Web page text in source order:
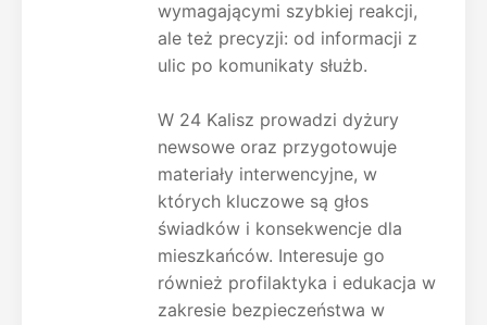
wymagającymi szybkiej reakcji,
ale też precyzji: od informacji z
ulic po komunikaty służb.
W 24 Kalisz prowadzi dyżury
newsowe oraz przygotowuje
materiały interwencyjne, w
których kluczowe są głos
świadków i konsekwencje dla
mieszkańców. Interesuje go
również profilaktyka i edukacja w
zakresie bezpieczeństwa w